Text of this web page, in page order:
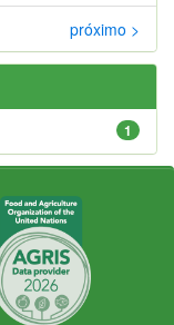
próximo >
1